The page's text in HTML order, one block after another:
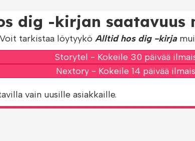
dig -kirjan saatavuus
tarkistaa löytyykö Alltid hos dig -kirja
Storytel - Kokeile 30 päivää
Nextory - Kokeile 14 päivää
vain uusille asiakkaille.